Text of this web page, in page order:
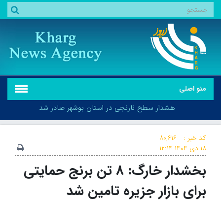
منو اصلی
هشدار سطح نارنجی در استان بوشهر صادر شد
هشدار سطح نارنجی در استان بوشهر صادر شد
کد خبر :
۸۰,۶۱۶
۱۸ دی ۱۴۰۴
۱۲:۱۴
بخشدار خارگ: ۸ تن برنج حمایتی
برای بازار جزیره تامین شد